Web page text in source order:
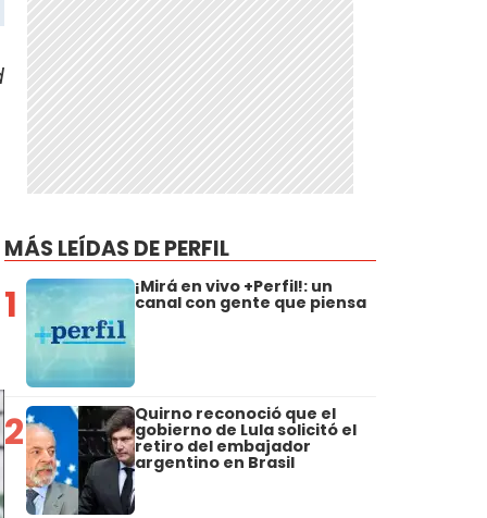
MÁS LEÍDAS DE PERFIL
1 ¡Mirá en vivo +Perfil!: un
canal con gente que piensa
2 Quirno reconoció que el
gobierno de Lula solicitó el
retiro del embajador
argentino en Brasil